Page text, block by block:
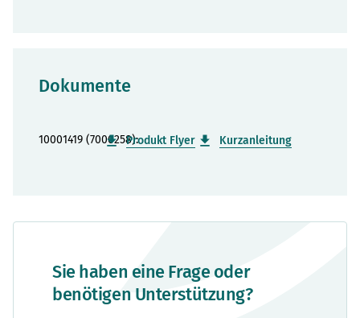
Sie haben eine Frage oder
benötigen Unterstützung?
Dokumente
10001419 (7000258):Produkt Flyer Kurzanleitung